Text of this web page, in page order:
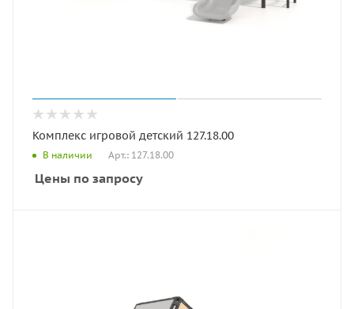
Комплекс игровой детский 127.18.00
В наличии Арт.: 127.18.00
Цены по запросу